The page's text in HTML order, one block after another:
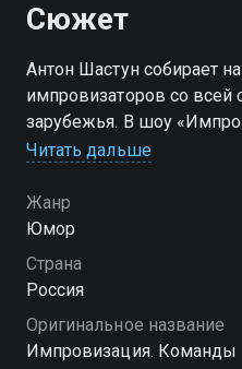
Сюжет
Антон Шастун собирает
импровизаторов со всей
зарубежья. В шоу
комики сражаются за
стендаперы и просто
попаданий — тем ближе
импровизационной
выведет свою команду в
Посмотреть онлайн 4
Читать дальше
Жанр
Юмор
Страна
Россия
Оригинальное название
Импровизация. Команды